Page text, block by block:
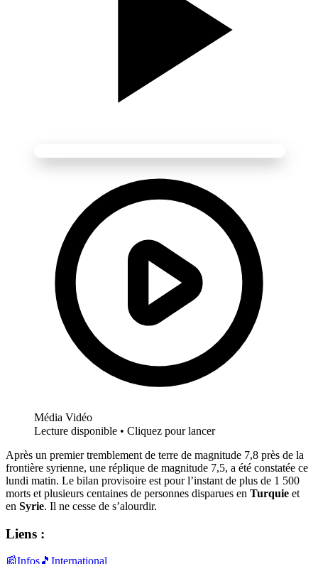
Média Vidéo
Lecture disponible • Cliquez pour lancer
Après un premier tremblement de terre de magnitude 7,8 près de la
frontière syrienne, une réplique de magnitude 7,5, a été constatée ce
lundi matin. Le bilan provisoire est pour l’instant de plus de 1 500
morts et plusieurs centaines de personnes disparues en Turquie et
en Syrie. Il ne cesse de s’alourdir.
Liens :
📰Infos🎵 International